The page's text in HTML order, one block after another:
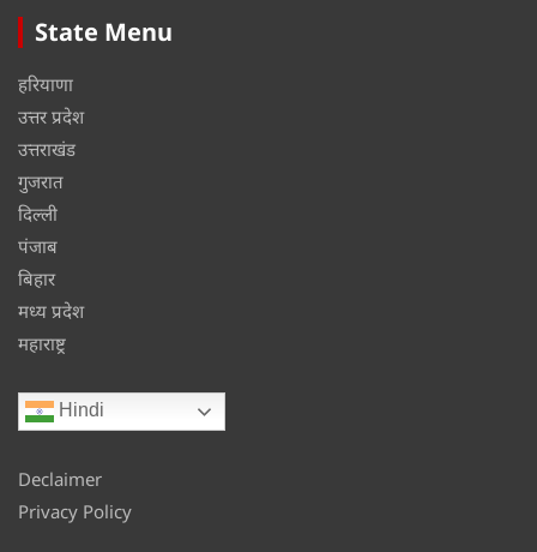
State Menu
हरियाणा
उत्तर प्रदेश
उत्तराखंड
गुजरात
दिल्ली
पंजाब
बिहार
मध्य प्रदेश
महाराष्ट्र
Hindi
Declaimer
Privacy Policy